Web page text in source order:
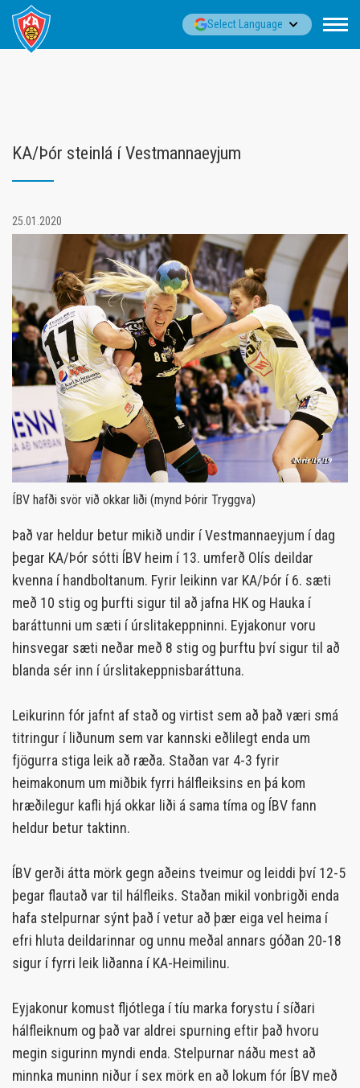
Fara
Select Language▼
KA/Þór steinlá í Vestmannaeyjum
25.01.2020
ÍBV hafði svör við okkar liði (mynd Þórir Tryggva)
Það var heldur betur mikið undir í Vestmannaeyjum í dag
þegar KA/Þór sótti ÍBV heim í 13. umferð Olís deildar
kvenna í handboltanum. Fyrir leikinn var KA/Þór í 6. sæti
með 10 stig og þurfti sigur til að jafna HK og Hauka í
baráttunni um sæti í úrslitakeppninni. Eyjakonur voru
hinsvegar sæti neðar með 8 stig og þurftu því sigur til að
blanda sér inn í úrslitakeppnisbaráttuna.
Leikurinn fór jafnt af stað og virtist sem að það væri smá
titringur í liðunum sem var kannski eðlilegt enda um
fjögurra stiga leik að ræða. Staðan var 4-3 fyrir
heimakonum um miðbik fyrri hálfleiksins en þá kom
hræðilegur kafli hjá okkar liði á sama tíma og ÍBV fann
heldur betur taktinn.
ÍBV gerði átta mörk gegn aðeins tveimur og leiddi því 12-5
þegar flautað var til hálfleiks. Staðan mikil vonbrigði enda
hafa stelpurnar sýnt það í vetur að þær eiga vel heima í
efri hluta deildarinnar og unnu meðal annars góðan 20-18
sigur í fyrri leik liðanna í KA-Heimilinu.
Eyjakonur komust fljótlega í tíu marka forystu í síðari
hálfleiknum og það var aldrei spurning eftir það hvoru
megin sigurinn myndi enda. Stelpurnar náðu mest að
minnka muninn niður í sex mörk en að lokum fór ÍBV með